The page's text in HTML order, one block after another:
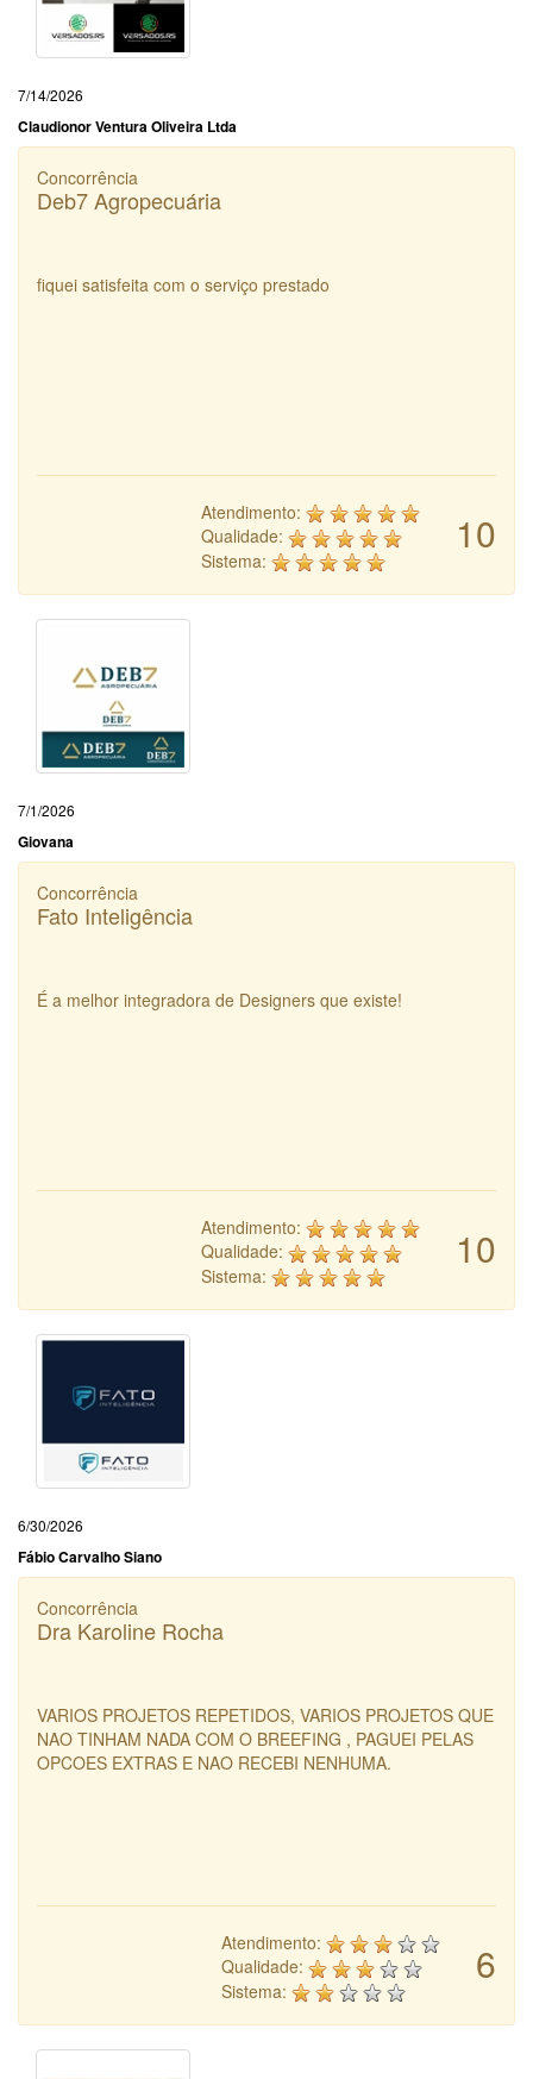
7/14/2026
Claudionor Ventura Oliveira Ltda
Concorrência
Deb7 Agropecuária
fiquei satisfeita com o serviço prestado
10
Atendimento:
Qualidade:
Sistema:
7/1/2026
Giovana
Concorrência
Fato Inteligência
É a melhor integradora de Designers que existe!
10
Atendimento:
Qualidade:
Sistema:
6/30/2026
Fábio Carvalho Siano
Concorrência
Dra Karoline Rocha
VARIOS PROJETOS REPETIDOS, VARIOS PROJETOS QUE
NAO TINHAM NADA COM O BREEFING , PAGUEI PELAS
OPCOES EXTRAS E NAO RECEBI NENHUMA.
6
Atendimento:
Qualidade:
Sistema: